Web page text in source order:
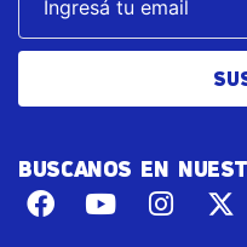
BUSCANOS EN